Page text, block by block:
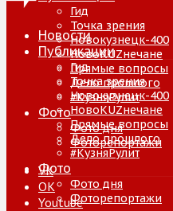
Гид
Точка зрения
Новокузнецк-400
НовоKUZнечане
Прямые вопросы
Дело прошлого
#КузняРулит
Фото
Фото дня
Фоторепортажи
VK
ОК
Youtube
Новости
Публикации
Гид
Точка зрения
Новокузнецк-400
НовоKUZнечане
Прямые вопросы
Дело прошлого
#КузняРулит
Фото
Фото дня
Фоторепортажи